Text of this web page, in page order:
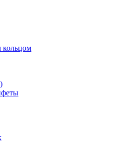
кольцом